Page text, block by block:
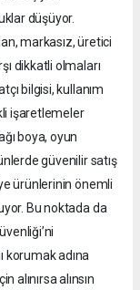
düşüyor.
markasız, üretici
dikkatli olmaları
bilgisi, kullanım
işaretlemeler
boya, oyun
güvenilir satış
ürünlerinin önemli
Bu noktada da
korumak adına
alınırsa alınsın